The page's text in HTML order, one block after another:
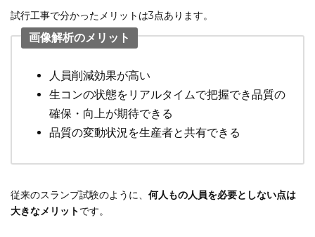
試行工事で分かったメリットは3点あります。
画像解析のメリット
人員削減効果が高い
生コンの状態をリアルタイムで把握でき品質の
確保・向上が期待できる
品質の変動状況を生産者と共有できる
従来のスランプ試験のように、 何人もの人員を必要としない点は
大きなメリットです。